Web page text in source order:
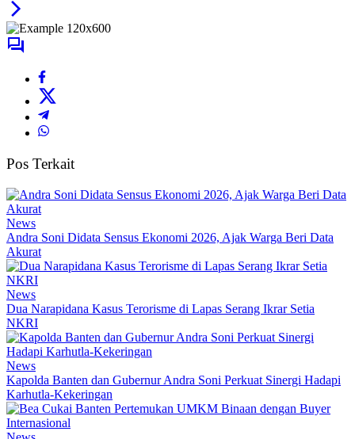
Pos Terkait
News
Andra Soni Didata Sensus Ekonomi 2026, Ajak Warga Beri Data
Akurat
News
Dua Narapidana Kasus Terorisme di Lapas Serang Ikrar Setia
NKRI
News
Kapolda Banten dan Gubernur Andra Soni Perkuat Sinergi Hadapi
Karhutla-Kekeringan